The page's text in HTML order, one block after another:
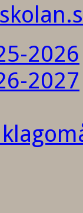
2026
2027